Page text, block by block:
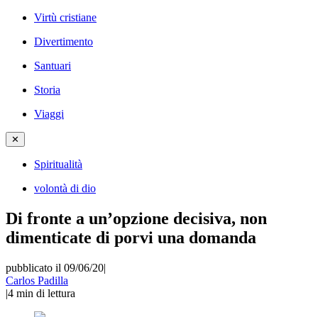
Virtù cristiane
Divertimento
Santuari
Storia
Viaggi
✕
Spiritualità
volontà di dio
Di fronte a un’opzione decisiva, non
dimenticate di porvi una domanda
pubblicato il 09/06/20|
Carlos Padilla
|4 min di lettura